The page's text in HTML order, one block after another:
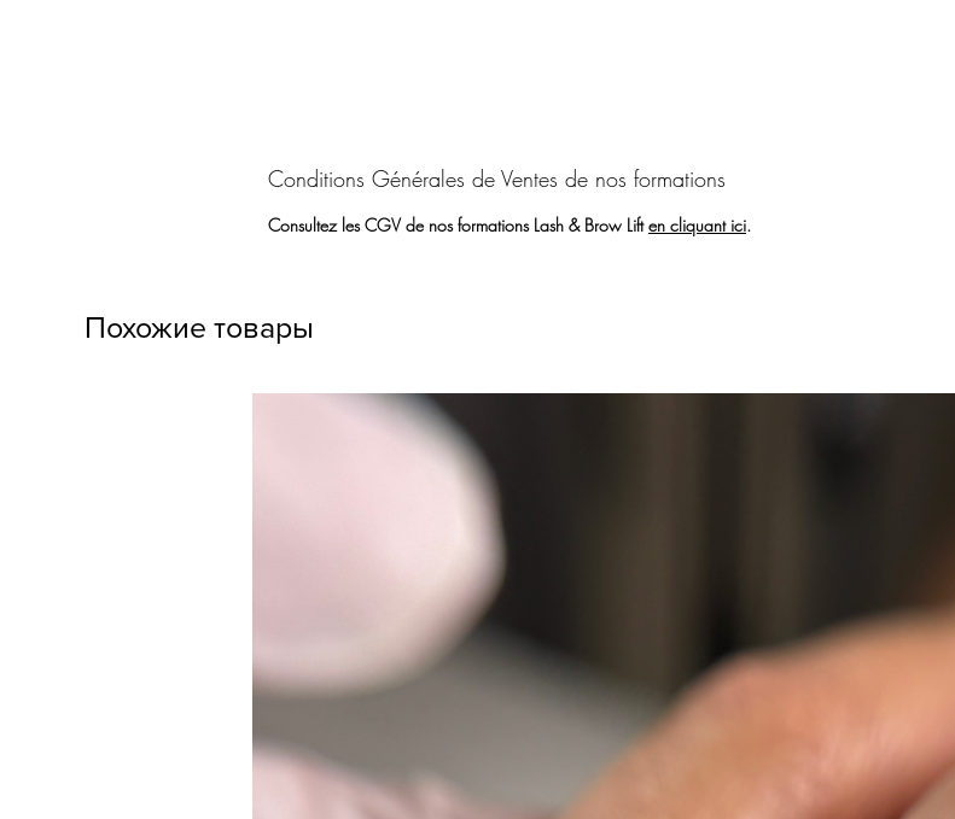
Conditions Générales de Ventes de nos formations
Consultez les CGV de nos formations Lash & Brow Liften cliquant ici.
Похожие товары